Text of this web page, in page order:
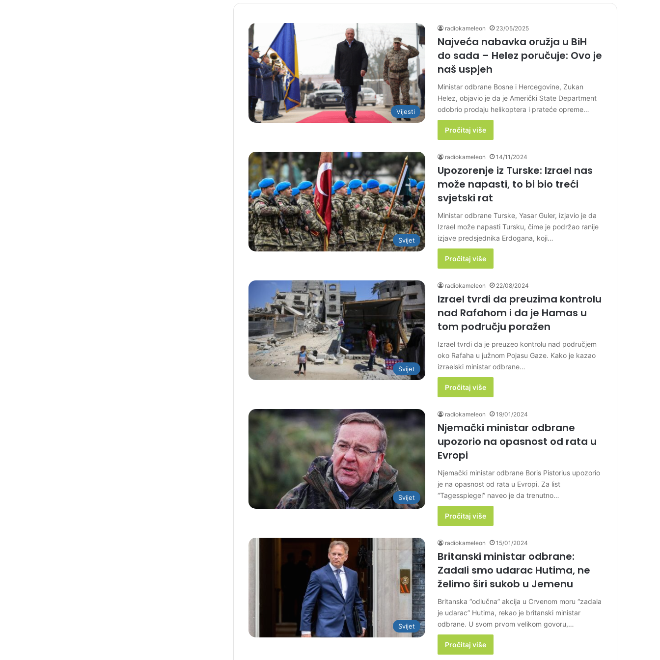
Vijesti
radiokameleon 23/05/2025
Najveća nabavka oružja u BiH
do sada – Helez poručuje: Ovo je
naš uspjeh
Ministar odbrane Bosne i Hercegovine, Zukan
Helez, objavio je da je Američki State Department
odobrio prodaju helikoptera i prateće opreme…
Pročitaj više
Svijet
radiokameleon 14/11/2024
Upozorenje iz Turske: Izrael nas
može napasti, to bi bio treći
svjetski rat
Ministar odbrane Turske, Yasar Guler, izjavio je da
Izrael može napasti Tursku, čime je podržao ranije
izjave predsjednika Erdogana, koji…
Pročitaj više
Svijet
radiokameleon 22/08/2024
Izrael tvrdi da preuzima kontrolu
nad Rafahom i da je Hamas u
tom području poražen
Izrael tvrdi da je preuzeo kontrolu nad područjem
oko Rafaha u južnom Pojasu Gaze. Kako je kazao
izraelski ministar odbrane…
Pročitaj više
Svijet
radiokameleon 19/01/2024
Njemački ministar odbrane
upozorio na opasnost od rata u
Evropi
Njemački ministar odbrane Boris Pistorius upozorio
je na opasnost od rata u Evropi. Za list
“Tagesspiegel” naveo je da trenutno…
Pročitaj više
Svijet
radiokameleon 15/01/2024
Britanski ministar odbrane:
Zadali smo udarac Hutima, ne
želimo širi sukob u Jemenu
Britanska “odlučna” akcija u Crvenom moru “zadala
je udarac” Hutima, rekao je britanski ministar
odbrane. U svom prvom velikom govoru,…
Pročitaj više